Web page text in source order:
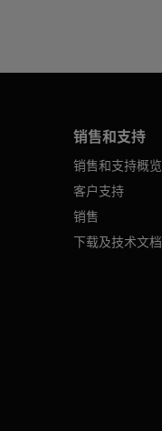
销售和支持
销售和支持概览
客户支持
销售
下载及技术文档